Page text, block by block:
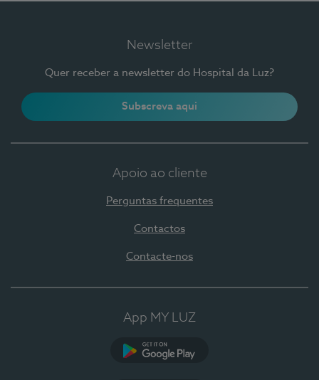
Newsletter
Quer receber a newsletter do Hospital da Luz?
Subscreva aqui
Apoio ao cliente
Perguntas frequentes
Contactos
Contacte-nos
App MY LUZ